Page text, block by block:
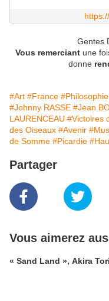
Gentes
Vous remerciantune
donne
#Art #France #Philosophie
#Johnny RASSE #Jean
LAURENCEAU #Victoires
des Oiseaux #Avenir
de Somme #Picardie
Partager
Vous aimerez
« Sand Land », Akira